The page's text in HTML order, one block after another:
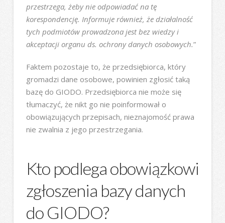
przestrzega, żeby nie odpowiadać na tę
korespondencję. Informuje również, że działalność
tych podmiotów prowadzona jest bez wiedzy i
akceptacji organu ds. ochrony danych osobowych.”
Faktem pozostaje to, że przedsiębiorca, który
gromadzi dane osobowe, powinien zgłosić taką
bazę do GIODO. Przedsiębiorca nie może się
tłumaczyć, że nikt go nie poinformował o
obowiązujących przepisach, nieznajomość prawa
nie zwalnia z jego przestrzegania.
Kto podlega obowiązkowi
zgłoszenia bazy danych
do GIODO?